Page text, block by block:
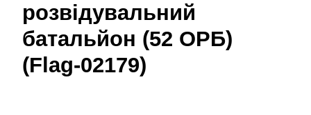
розвідувальний
батальйон (52 ОРБ)
(Flag-02179)